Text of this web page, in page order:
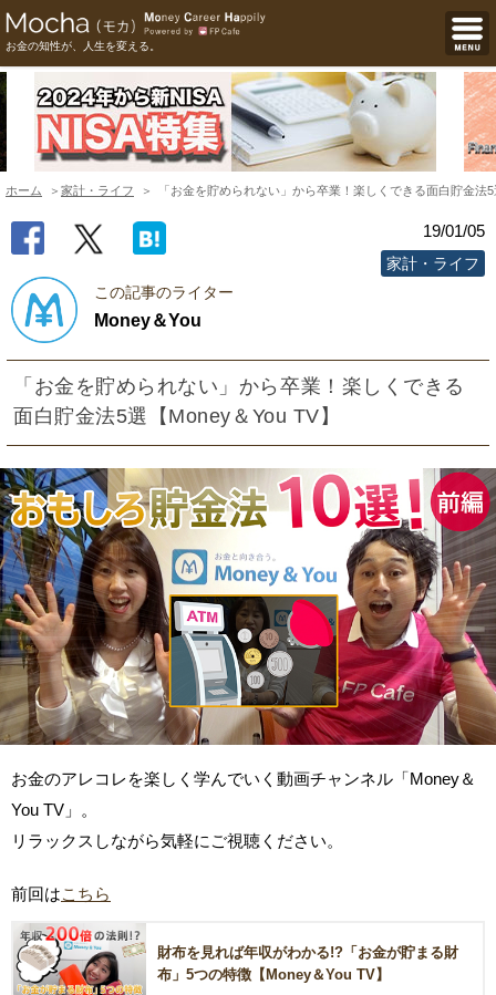
お金の知性が、人生を変える。
ホーム 家計・ライフ 「お金を貯められない」から卒業！楽しくできる面白貯金法
19/01/05
家計・ライフ
この記事のライター
Money＆You
「お金を貯められない」から卒業！楽しくできる
面白貯金法5選【Money＆You TV】
お金のアレコレを楽しく学んでいく動画チャンネル「Money＆
You TV」。
リラックスしながら気軽にご視聴ください。
前回はこちら
財布を見れば年収がわかる!?「お金が貯まる財
布」5つの特徴【Money＆You TV】